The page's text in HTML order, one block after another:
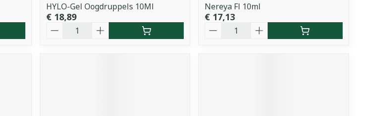
HYLO-Gel Oogdruppels 10Ml
€ 18,89
Nereya Fl 10ml
€ 17,13